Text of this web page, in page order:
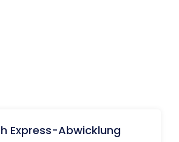
Express-Abwicklung